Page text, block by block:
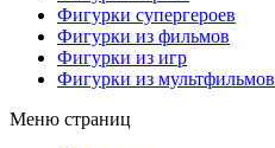
Фигурки супергероев
Фигурки из фильмов
Фигурки из игр
Фигурки из мультфильмов
Меню страниц